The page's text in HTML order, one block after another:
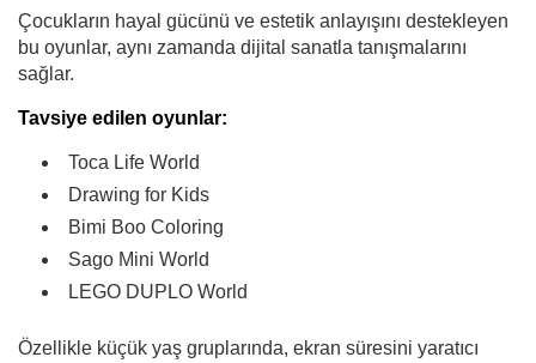
Çocukların hayal gücünü ve estetik anlayışını destekleyen
bu oyunlar, aynı zamanda dijital sanatla tanışmalarını
sağlar.
Tavsiye edilen oyunlar:
Toca Life World
Drawing for Kids
Bimi Boo Coloring
Sago Mini World
LEGO DUPLO World
Özellikle küçük yaş gruplarında, ekran süresini yaratıcı